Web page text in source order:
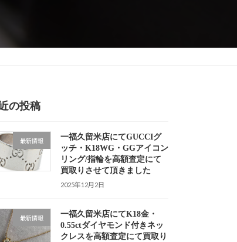
の投稿
最新情報
一福久留米店にてGUCCIグ
ッチ・K18WG・GGアイコン
リング/指輪を高額査定にて
買取りさせて頂きました
2025年12月2日
最新情報
一福久留米店にてK18金・
0.55ctダイヤモンド付きネッ
クレスを高額査定にて買取り